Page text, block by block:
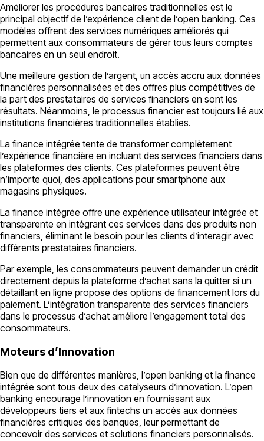
Améliorer les procédures bancaires traditionnelles est le
principal objectif de l’expérience client de l’open banking. Ces
modèles offrent des services numériques améliorés qui
permettent aux consommateurs de gérer tous leurs comptes
bancaires en un seul endroit.
Une meilleure gestion de l’argent, un accès accru aux données
financières personnalisées et des offres plus compétitives de
la part des prestataires de services financiers en sont les
résultats. Néanmoins, le processus financier est toujours lié aux
institutions financières traditionnelles établies.
La finance intégrée tente de transformer complètement
l’expérience financière en incluant des services financiers dans
les plateformes des clients. Ces plateformes peuvent être
n’importe quoi, des applications pour smartphone aux
magasins physiques.
La finance intégrée offre une expérience utilisateur intégrée et
transparente en intégrant ces services dans des produits non
financiers, éliminant le besoin pour les clients d’interagir avec
différents prestataires financiers.
Par exemple, les consommateurs peuvent demander un crédit
directement depuis la plateforme d’achat sans la quitter si un
détaillant en ligne propose des options de financement lors du
paiement. L’intégration transparente des services financiers
dans le processus d’achat améliore l’engagement total des
consommateurs.
Moteurs d’Innovation
Bien que de différentes manières, l’open banking et la finance
intégrée sont tous deux des catalyseurs d’innovation. L’open
banking encourage l’innovation en fournissant aux
développeurs tiers et aux fintechs un accès aux données
financières critiques des banques, leur permettant de
concevoir des services et solutions financiers personnalisés.